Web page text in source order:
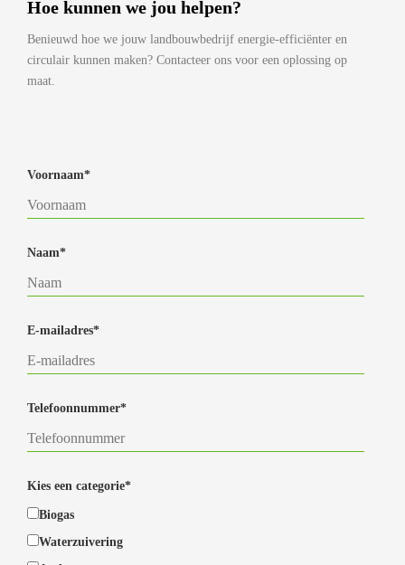
Hoe kunnen we jou helpen?
Benieuwd hoe we jouw landbouwbedrijf energie-efficiënter en
circulair kunnen maken? Contacteer ons voor een oplossing op
maat.
Voornaam*
Naam*
E-mailadres*
Telefoonnummer*
Kies een categorie*
Biogas
Waterzuivering